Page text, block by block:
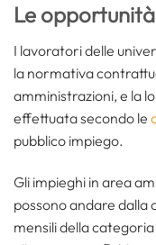
Le
I lavoratori delle
la normativa
amministrazioni, e la
effettuata secondo le
pubblico impiego.
Gli impieghi in area
possono andare dalla
mensili della categoria